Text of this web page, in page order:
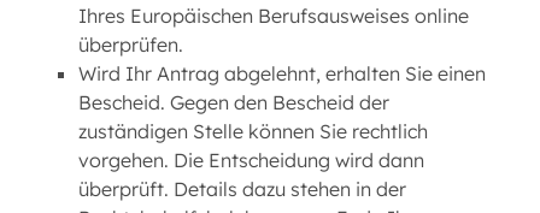
Ihres Europäischen Berufsausweises online
überprüfen.
Wird Ihr Antrag abgelehnt, erhalten Sie einen
Bescheid. Gegen den Bescheid der
zuständigen Stelle können Sie rechtlich
vorgehen. Die Entscheidung wird dann
überprüft. Details dazu stehen in der